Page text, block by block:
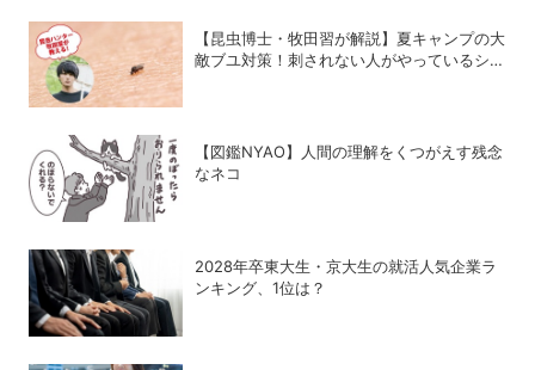
【昆虫博士・牧田習が解説】夏キャンプの大
敵ブユ対策！刺されない人がやっているシン
【図鑑NYAO】人間の理解をくつがえす残念
なネコ
2028年卒東大生・京大生の就活人気企業ラ
ンキング、1位は？